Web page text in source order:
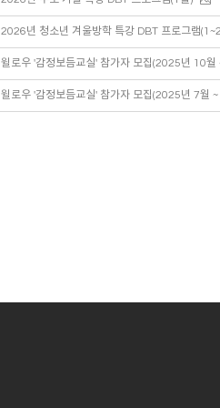
2026년 청소년 겨울방학 특강 DBT 프로그램
윌로우 '감정보듬교실' 참가자 모집(2025년 10
윌로우 '감정보듬교실' 참가자 모집(2025년 7월